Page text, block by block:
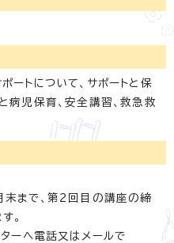
ートについて、サポートと保
病児保育、安全講習、救急救
まで、第2回目の講座の締
。
ターへ電話又はメールで